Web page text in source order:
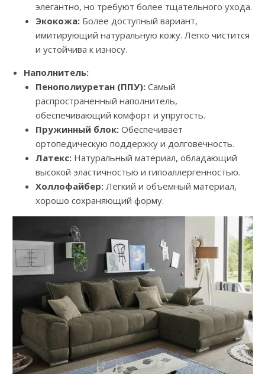
элегантно, но требуют более тщательного ухода.
Экокожа: Более доступный вариант,
имитирующий натуральную кожу. Легко чистится
и устойчива к износу.
Наполнитель:
Пенополиуретан (ППУ): Самый
распространенный наполнитель,
обеспечивающий комфорт и упругость.
Пружинный блок: Обеспечивает
ортопедическую поддержку и долговечность.
Латекс: Натуральный материал, обладающий
высокой эластичностью и гипоаллергенностью.
Холлофайбер: Легкий и объемный материал,
хорошо сохраняющий форму.